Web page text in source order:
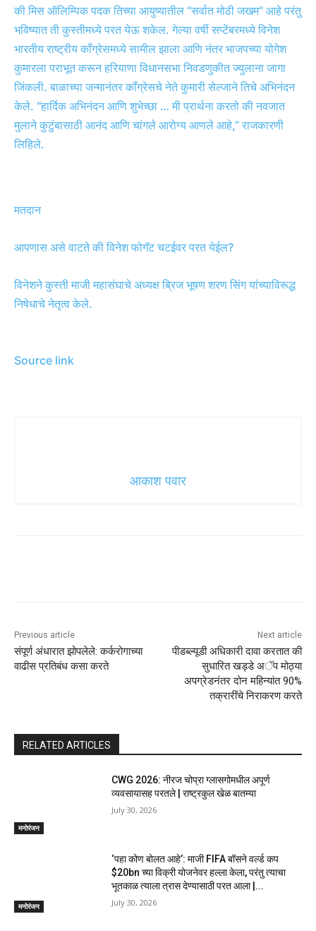
की मिस ऑलिम्पिक पदक तिच्या आयुष्यातील “सर्वात मोठी जखम” आहे परंतु
भविष्यात ती कुस्तीमध्ये परत येऊ शकेल. गेल्या वर्षी सप्टेंबरमध्ये विनेश
भारतीय राष्ट्रीय कॉंग्रेसमध्ये सामील झाला आणि नंतर भाजपच्या योगेश
कुमारला पराभूत करून हरियाणा विधानसभा निवडणुकीत ज्युलाना जागा
जिंकली. बाळाच्या जन्मानंतर कॉंग्रेसचे नेते कुमारी सेल्जाने तिचे अभिनंदन
केले. “हार्दिक अभिनंदन आणि शुभेच्छा … मी प्रार्थना करतो की नवजात
मुलाने कुटुंबासाठी आनंद आणि चांगले आरोग्य आणले आहे,” राजकारणी
लिहिले.
मतदान
आपणास असे वाटते की विनेश फोगॅट चटईवर परत येईल?
विनेशने कुस्ती माजी महासंघाचे अध्यक्ष ब्रिज भूषण शरण सिंग यांच्याविरूद्ध
निषेधाचे नेतृत्व केले.
Source link
आकाश पवार
Previous article
संपूर्ण अंधारात झोपलेले: कर्करोगाच्या
वाढीस प्रतिबंध कसा करते
Next article
पीडब्ल्यूडी अधिकारी दावा करतात की
सुधारित खड्डे अॅप मोठ्या
अपग्रेडनंतर दोन महिन्यांत 90%
तक्रारींचे निराकरण करते
RELATED ARTICLES
मनोरंजन
CWG 2026: नीरज चोप्रा ग्लासगोमधील अपूर्ण
व्यवसायासह परतले | राष्ट्रकुल खेळ बातम्या
July 30, 2026
मनोरंजन
‘पहा कोण बोलत आहे’: माजी FIFA बॉसने वर्ल्ड कप
$20bn च्या विक्री योजनेवर हल्ला केला, परंतु त्याचा
भूतकाळ त्याला त्रास देण्यासाठी परत आला |...
July 30, 2026